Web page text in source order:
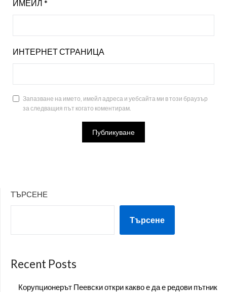
ИМЕЙЛ *
ИНТЕРНЕТ СТРАНИЦА
Запазване на името, имейл адреса и уебсайта ми в този браузър
за следващия път когато коментирам.
ТЪРСЕНЕ
Търсене
Recent Posts
Корупционерът Пеевски откри какво е да е редови пътник